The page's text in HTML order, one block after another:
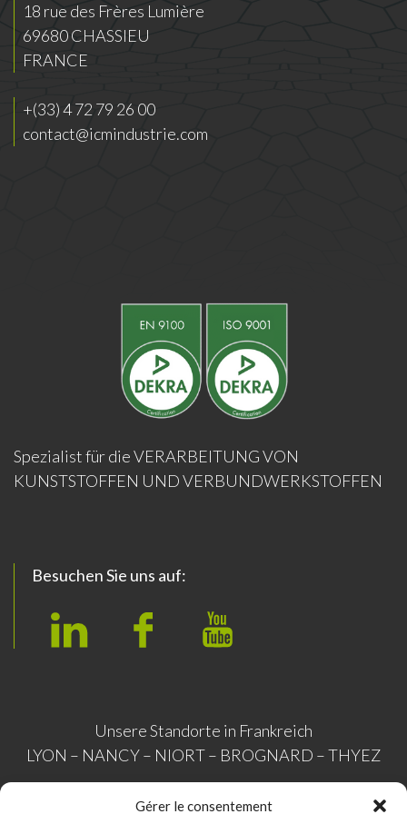
Gérer le consentement
18 rue des Frères Lumière
69680 CHASSIEU
FRANCE
+(33) 4 72 79 26 00
contact@icmindustrie.com
Spezialist für die VERARBEITUNG VON
KUNSTSTOFFEN UND VERBUNDWERKSTOFFEN
Besuchen Sie uns auf:
L
e
d
F
e
b
o
o
Y
T
u
b
e
Unsere Standorte in Frankreich
LYON – NANCY – NIORT – BROGNARD – THYEZ